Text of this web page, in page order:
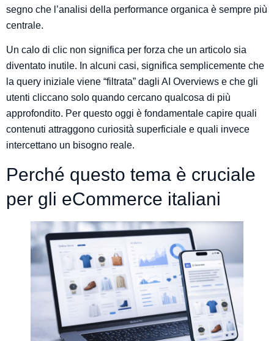
segno che l’analisi della performance organica è sempre più
centrale.
Un calo di clic non significa per forza che un articolo sia
diventato inutile. In alcuni casi, significa semplicemente che
la query iniziale viene “filtrata” dagli AI Overviews e che gli
utenti cliccano solo quando cercano qualcosa di più
approfondito. Per questo oggi è fondamentale capire quali
contenuti attraggono curiosità superficiale e quali invece
intercettano un bisogno reale.
Perché questo tema è cruciale
per gli eCommerce italiani